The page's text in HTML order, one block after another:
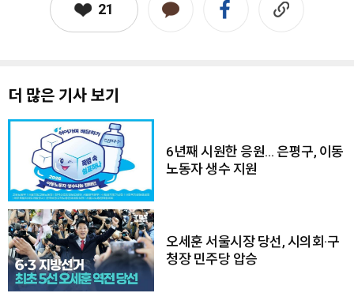
21
더 많은 기사 보기
6년째 시원한 응원… 은평구, 이동
노동자 생수 지원
오세훈 서울시장 당선, 시의회·구
청장 민주당 압승